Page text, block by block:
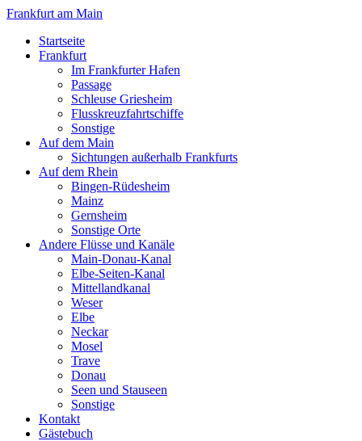
Frankfurt am Main
Startseite
Frankfurt
Im Frankfurter Hafen
Passage
Schleuse Griesheim
Flusskreuzfahrtschiffe
Sonstige
Auf dem Main
Sichtungen außerhalb Frankfurts
Auf dem Rhein
Bingen-Rüdesheim
Mainz
Gernsheim
Sonstige Orte
Andere Flüsse und Kanäle
Main-Donau-Kanal
Elbe-Seiten-Kanal
Mittellandkanal
Weser
Elbe
Neckar
Mosel
Trave
Donau
Seen und Stauseen
Sonstige
Kontakt
Gästebuch